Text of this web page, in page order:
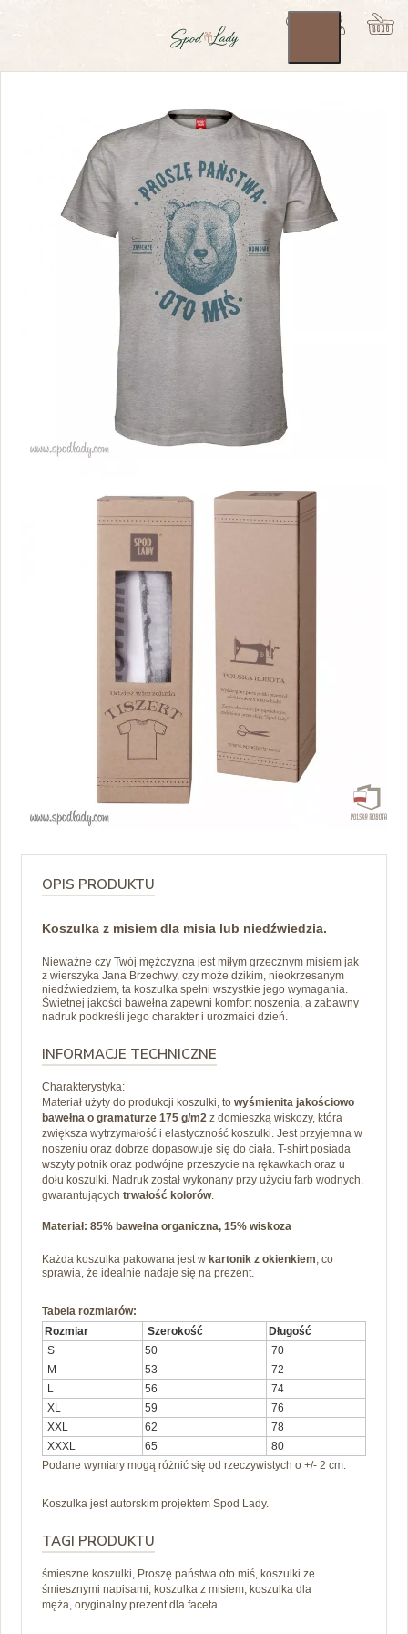
OPIS PRODUKTU
Koszulka z misiem dla misia lub niedźwiedzia.
Nieważne czy Twój mężczyzna jest miłym grzecznym misiem jak
z wierszyka Jana Brzechwy, czy może dzikim, nieokrzesanym
niedźwiedziem, ta koszulka spełni wszystkie jego wymagania.
Świetnej jakości bawełna zapewni komfort noszenia, a zabawny
nadruk podkreśli jego charakter i urozmaici dzień.
INFORMACJE TECHNICZNE
Charakterystyka:
Materiał użyty do produkcji koszulki, to wyśmienita jakościowo
bawełna o gramaturze 175 g/m2 z domieszką wiskozy, która
zwiększa wytrzymałość i elastyczność koszulki. Jest przyjemna w
noszeniu oraz dobrze dopasowuje się do ciała. T-shirt posiada
wszyty potnik oraz podwójne przeszycie na rękawkach oraz u
dołu koszulki. Nadruk został wykonany przy użyciu farb wodnych,
gwarantujących trwałość kolorów.
Materiał: 85% bawełna organiczna, 15% wiskoza
Każda koszulka pakowana jest w kartonik z okienkiem, co
sprawia, że idealnie nadaje się na prezent.
Tabela rozmiarów:
Rozmiar
Szerokość
Długość
S
50
70
M
53
72
L
56
74
XL
59
76
XXL
62
78
XXXL
65
80
Podane wymiary mogą różnić się od rzeczywistych o +/- 2 cm.
Koszulka jest autorskim projektem Spod Lady.
TAGI PRODUKTU
śmieszne koszulki, Proszę państwa oto miś, koszulki ze
śmiesznymi napisami, koszulka z misiem, koszulka dla
męża, oryginalny prezent dla faceta